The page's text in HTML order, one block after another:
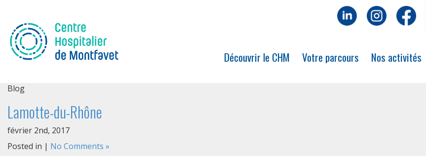
Découvrir le CHM Votre parcours Nos activités
Blog
Lamotte-du-Rhône
février 2nd, 2017
Posted in | No Comments »